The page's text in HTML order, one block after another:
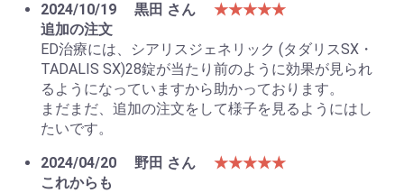
2024/10/19
黒田 さん
★★★★★
追加の注文
ED治療には、シアリスジェネリック (タダリスSX・
TADALIS SX)28錠が当たり前のように効果が見られ
るようになっていますから助かっております。
まだまだ、追加の注文をして様子を見るようにはし
たいです。
2024/04/20
野田 さん
★★★★★
これからも